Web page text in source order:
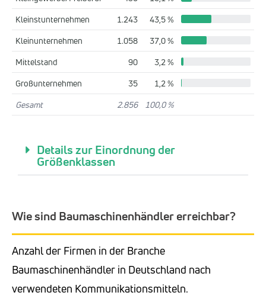
Kleinstunternehmen
1.243
43,5 %
Kleinunternehmen
1.058
37,0 %
Mittelstand
90
3,2 %
Großunternehmen
35
1,2 %
Gesamt
2.856 100,0 %
Details zur Einordnung der
Größenklassen
Wie sind Baumaschinenhändler erreichbar?
Anzahl der Firmen in der Branche
Baumaschinenhändler in Deutschland nach
verwendeten Kommunikationsmitteln.